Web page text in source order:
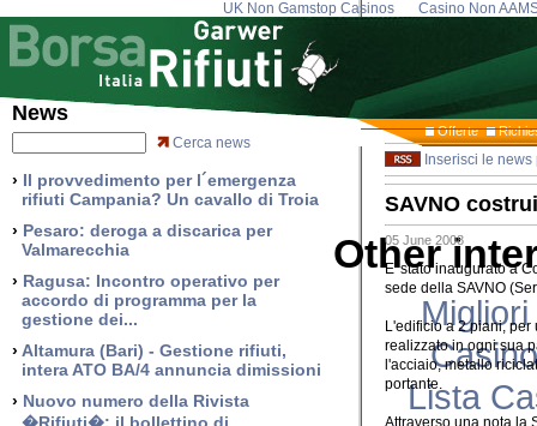
UK Non Gamstop Casinos Casino Non
Offerte
News
Cerca news
› Il provvedimento per l´emergenza
rifiuti Campania? Un cavallo di Troia
› Pesaro: deroga a discarica per
Valmarecchia
› Ragusa: Incontro operativo per
accordo di programma per la
gestione dei...
› Altamura (Bari) - Gestione rifiuti,
intera ATO BA/4 annuncia dimissioni
› Nuovo numero della Rivista
Inserisci le
SAVNO
05 June 2008
E' stato inaugurato a
sede della SAVNO
L'edificio a 2 piani,
realizzato in ogni sua
l'acciaio, metallo
portante.
Attraverso una nota la
Other
Lista